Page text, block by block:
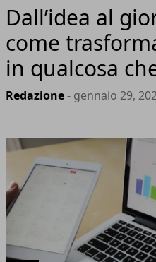
Dall’idea al
come
in qualcosa
Redazione- gennaio 29,